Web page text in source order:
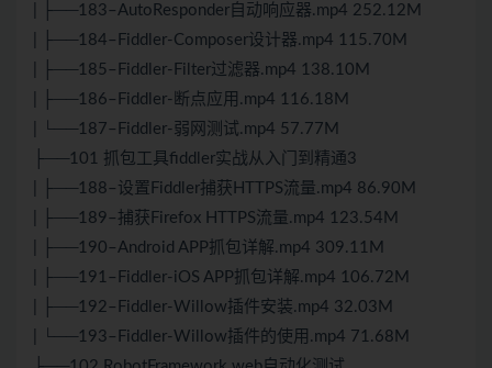
| ├──183–AutoResponder自动响应器.mp4 252.12M
| ├──184–Fiddler-Composer设计器.mp4 115.70M
| ├──185–Fiddler-Filter过滤器.mp4 138.10M
| ├──186–Fiddler-断点应用.mp4 116.18M
| └──187–Fiddler-弱网测试.mp4 57.77M
├──101 抓包工具fiddler实战从入门到精通3
| ├──188–设置Fiddler捕获HTTPS流量.mp4 86.90M
| ├──189–捕获Firefox HTTPS流量.mp4 123.54M
| ├──190–Android APP抓包详解.mp4 309.11M
| ├──191–Fiddler-iOS APP抓包详解.mp4 106.72M
| ├──192–Fiddler-Willow插件安装.mp4 32.03M
| └──193–Fiddler-Willow插件的使用.mp4 71.68M